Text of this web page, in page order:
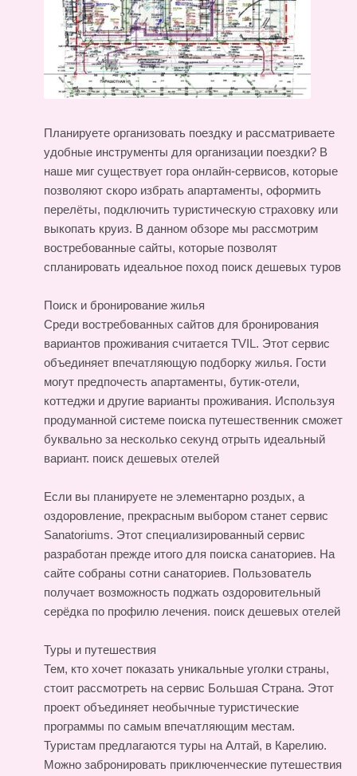
Планируете организовать поездку и рассматриваете
удобные инструменты для организации поездки? В
наше миг существует гора онлайн-сервисов, которые
позволяют скоро избрать апартаменты, оформить
перелёты, подключить туристическую страховку или
выкопать круиз. В данном обзоре мы рассмотрим
востребованные сайты, которые позволят
спланировать идеальное поход поиск дешевых туров
Поиск и бронирование жилья
Среди востребованных сайтов для бронирования
вариантов проживания считается TVIL. Этот сервис
объединяет впечатляющую подборку жилья. Гости
могут предпочесть апартаменты, бутик-отели,
коттеджи и другие варианты проживания. Используя
продуманной системе поиска путешественник сможет
буквально за несколько секунд отрыть идеальный
вариант. поиск дешевых отелей
Если вы планируете не элементарно роздых, а
оздоровление, прекрасным выбором станет сервис
Sanatoriums. Этот специализированный сервис
разработан прежде итого для поиска санаториев. На
сайте собраны сотни санаториев. Пользователь
получает возможность поджать оздоровительный
серёдка по профилю лечения. поиск дешевых отелей
Туры и путешествия
Тем, кто хочет показать уникальные уголки страны,
стоит рассмотреть на сервис Большая Страна. Этот
проект объединяет необычные туристические
программы по самым впечатляющим местам.
Туристам предлагаются туры на Алтай, в Карелию.
Можно забронировать приключенческие путешествия